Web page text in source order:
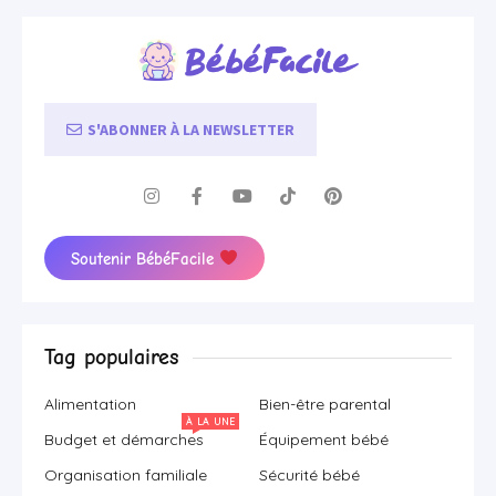
S'ABONNER À LA NEWSLETTER
Soutenir BébéFacile
Tag populaires
Alimentation
Bien-être parental
Budget et démarches
À LA UNE
Équipement bébé
Organisation familiale
Sécurité bébé